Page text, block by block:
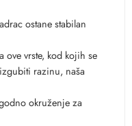
ostane stabilan
ove vrste, kod kojih se
razinu, naša
okruženje za